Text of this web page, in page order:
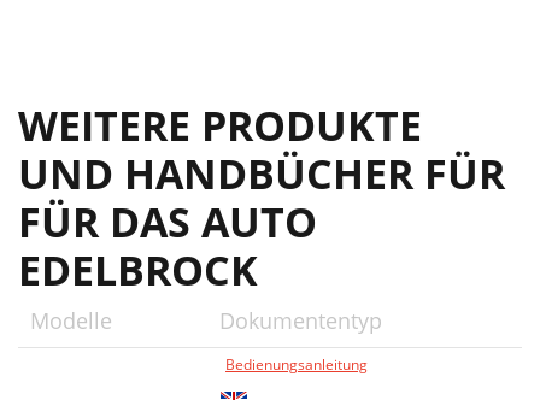
WEITERE PRODUKTE
UND HANDBÜCHER FÜR
FÜR DAS AUTO
EDELBROCK
Modelle Dokumententyp
Bedienungsanleitung